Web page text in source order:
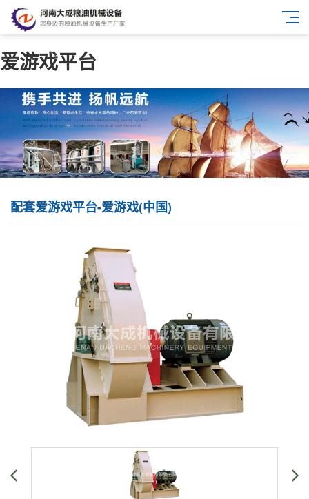
爱游戏平台
配套爱游戏平台-爱游戏(中国)